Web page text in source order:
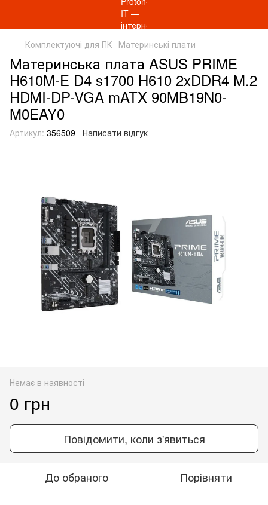
Комплектуючі для ПК Материнські плати
Материнcька плата ASUS PRIME
H610M-E D4 s1700 H610 2xDDR4 M.2
HDMI-DP-VGA mATX 90MB19N0-
M0EAY0
Артикул: 356509 Написати відгук
Немає в наявності
0 грн
Повідомити, коли з'явиться
До обраного Порівняти